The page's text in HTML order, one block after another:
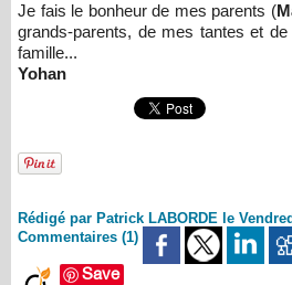
Je fais le bonheur de mes parents (
grands-parents, de mes tantes et
famille...
Yohan
Rédigé par Patrick LABORDE le
Commentaires (1)
Save